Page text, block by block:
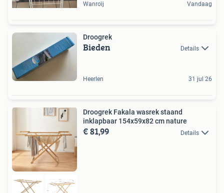
Wanroij Vandaag
Droogrek
Bieden Details
Heerlen 31 jul 26
Droogrek Fakala wasrek staand
inklapbaar 154x59x82 cm nature
€ 81,99 Details